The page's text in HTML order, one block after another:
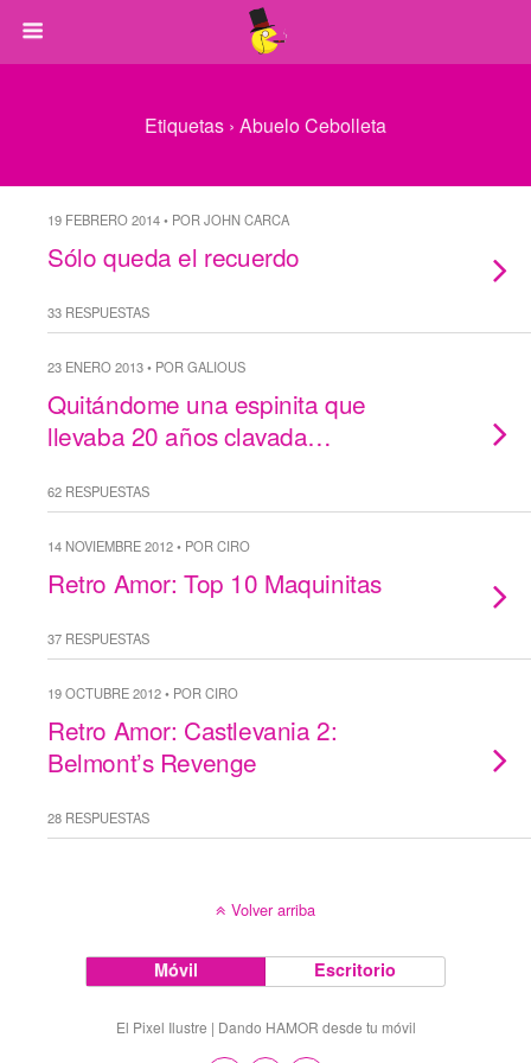
Etiquetas › Abuelo Cebolleta
19 FEBRERO 2014 • POR JOHN CARCA
Sólo queda el recuerdo
33 RESPUESTAS
23 ENERO 2013 • POR GALIOUS
Quitándome una espinita que
llevaba 20 años clavada…
62 RESPUESTAS
14 NOVIEMBRE 2012 • POR CIRO
Retro Amor: Top 10 Maquinitas
37 RESPUESTAS
19 OCTUBRE 2012 • POR CIRO
Retro Amor: Castlevania 2:
Belmont’s Revenge
28 RESPUESTAS
Volver arriba
Móvil Escritorio
El Pixel Ilustre | Dando HAMOR desde tu móvil